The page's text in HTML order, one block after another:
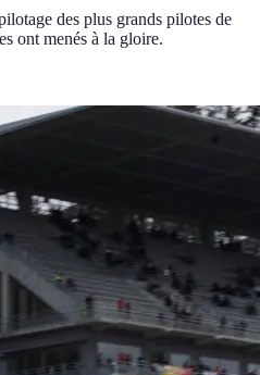
des plus grands pilotes de
ont menés à la gloire.